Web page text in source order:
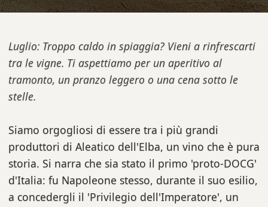
Luglio: Troppo caldo in spiaggia? Vieni a rinfrescarti
tra le vigne. Ti aspettiamo per un aperitivo al
tramonto, un pranzo leggero o una cena sotto le
stelle.
Siamo orgogliosi di essere tra i più grandi
produttori di Aleatico dell'Elba, un vino che è pura
storia. Si narra che sia stato il primo 'proto-DOCG'
d'Italia: fu Napoleone stesso, durante il suo esilio,
a concedergli il 'Privilegio dell'Imperatore', un